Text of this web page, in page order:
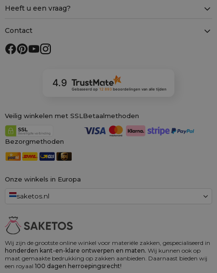
Wij zijn de grootste online winkel voor materiële zakken, gespecialiseerd in
honderden kant-en-klare ontwerpen en maten. Wij kunnen ook op
maat gemaakte bedrukking op zakken aanbieden. Daarnaast bieden wij
een royaal 100 dagen herroepingsrecht!
Onze winkels in Europa
saketos.nl
Heeft u een vraag?
Contact
4.9
Gebaseerd op 12 893 beoordelingenvan alle tijden
Veilig winkelen met SSL Betaalmethoden
Bezorgmethoden